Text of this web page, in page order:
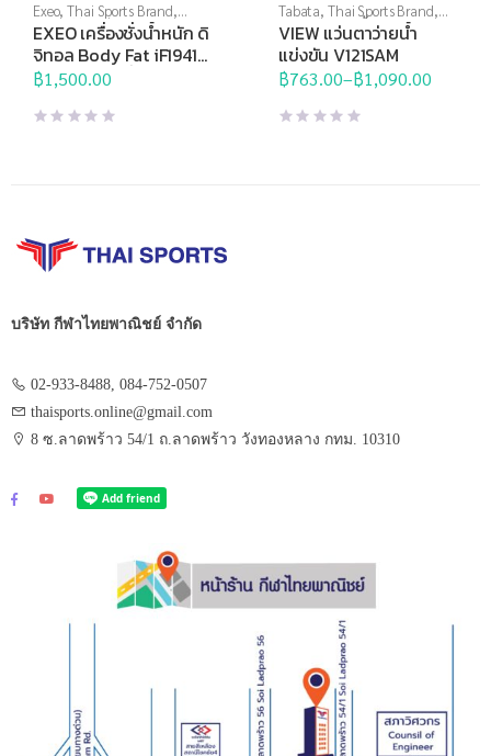
Exeo,Thai Sports Brand,
อุปกรณ์กีฬาเป็นของขวัญ,
อุปกรณ์เพื่อสุขภาพ,เครื่องชั่งน้ำ
หนัก,เครื่องชั่งน้ำหนักวัดไขมัน
EXEO เครื่องชั่งน้ำหนัก ดิ
จิทอล Body Fat iF1941B
Bluetooth เชื่อมต่อ
฿1,500.00
Tabata, Thai Sports Brand,
View,กีฬาทางน้ำ,แว่นตาว่าย
น้ำ,แว่นตาว่ายน้ำแข่งขัน
VIEW แว่นตาว่ายน้ำ
แข่งขัน V121SAM
฿763.00–฿1,090.00
Price
range:
฿763.00
บริษัท กีฬาไทยพาณิชย์ จำกัด
02-933-8488, 084-752-0507
thaisports.online@gmail.com
8 ซ.ลาดพร้าว 54/1 ถ.ลาดพร้าว วังทองหลาง กทม. 10310